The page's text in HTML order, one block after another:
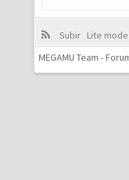
Subir Lite mode
MEGAMU Team -